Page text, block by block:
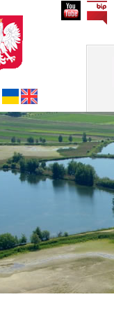
Українська версія
profil